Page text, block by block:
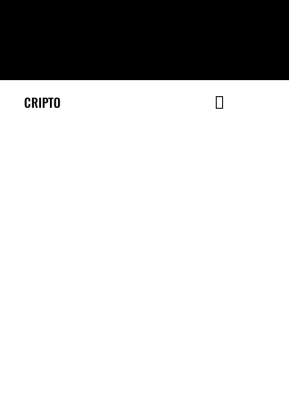
CRIPTO